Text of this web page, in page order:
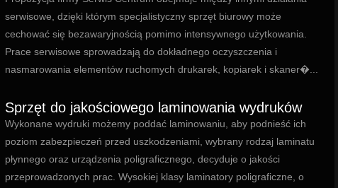
serwisowe, dzięki którym specjalistyczny sprzęt biurowy może
cechować się bezawaryjnością pomimo intensywnego użytkowania.
Prace serwisowe sprowadzają do dokładnego oczyszczenia i
nasmarowania elementów ruchomych drukarek, kopiarek i skaner�...
Sprzęt do jakościowego laminowania wydruków
Wykonane wydruki możemy poddać laminowaniu, aby podnieść ich
poziom zabezpieczeń przed uszkodzeniami, wybrany rodzaj laminatu
płynnego oraz urządzenia poligraficznego, decyduje o jakości
przeprowadzonych prac. Wysokiej klasy laminatory poligraficzne, o